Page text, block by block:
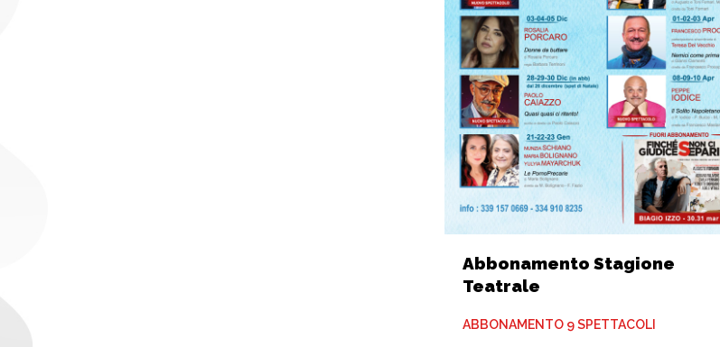
Abbonamento Stagione
Teatrale
ABBONAMENTO 9 SPETTACOLI